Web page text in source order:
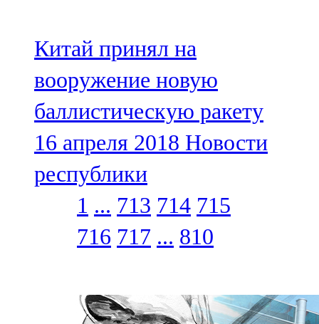
Китай принял на
вооружение новую
баллистическую ракету
16 апреля 2018 Новости
республики
1 ... 713 714 715
716 717 ... 810